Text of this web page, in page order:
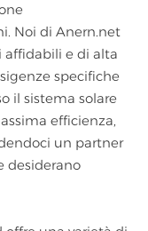
Noi di Anern.net
affidabili e di alta
specifiche
il sistema solare
efficienza,
un partner
desiderano